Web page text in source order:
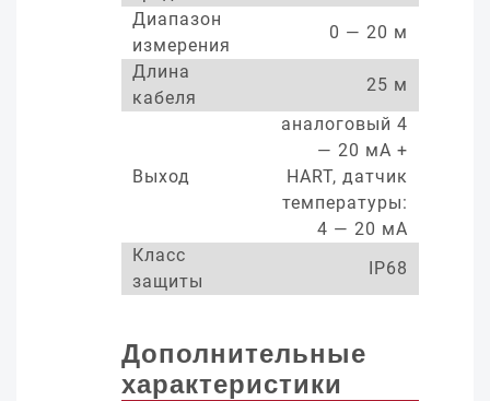
Диапазон
измерения
0 — 20 м
Длина
кабеля
25 м
Выход
аналоговый 4
— 20 мА +
HART, датчик
температуры:
4 — 20 мА
Класс
защиты
IP68
Дополнительные
характеристики